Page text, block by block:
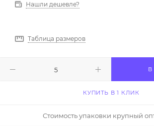
Нашли дешевле?
Таблица размеров
В
КУПИТЬ В 1 КЛИК
Стоимость упаковки крупный